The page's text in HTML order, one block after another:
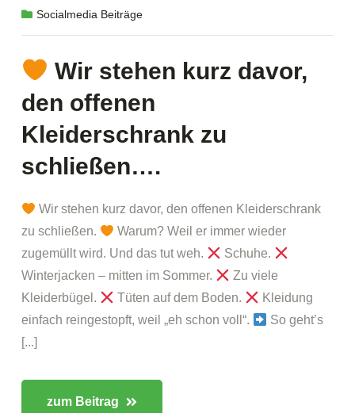
Socialmedia Beiträge
Wir stehen kurz davor,
den offenen
Kleiderschrank zu
schließen….
Wir stehen kurz davor, den offenen Kleiderschrank
zu schließen.
Warum? Weil er immer wieder
zugemüllt wird. Und das tut weh.
Schuhe.
Winterjacken – mitten im Sommer.
Zu viele
Kleiderbügel.
Tüten auf dem Boden.
Kleidung
einfach reingestopft, weil „eh schon voll“.
So geht’s
[...]
zum Beitrag